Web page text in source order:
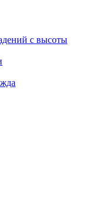
с высоты